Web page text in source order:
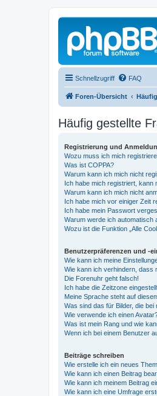
Schnellzugriff FAQ
Foren-Übersicht
Häufig gestellte
Registrierung und
Wozu muss ich mich
Was ist COPPA?
Warum kann ich mich nicht
Ich habe mich registriert, kann
Warum kann ich mich nicht
Ich habe mich vor einiger Zeit
Ich habe mein Passwort
Warum werde ich automatisch
Wozu ist die Funktion „Alle
Benutzerpräferenzen und -
Wie kann ich meine
Wie kann ich verhindern, dass
Die Forenuhr geht falsch!
Ich habe die Zeitzone
Meine Sprache steht auf
Was sind das für Bilder, die
Wie verwende ich einen
Was ist mein Rang und wie
Wenn ich bei einem Benutzer
Beiträge schreiben
Wie erstelle ich ein neues
Wie kann ich einen Beitrag
Wie kann ich meinem Beitrag
Wie kann ich eine Umfrage